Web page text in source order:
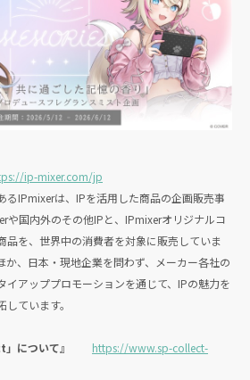
ip-mixer.com/jp
IPmixerは、IPを活用した商品の企画販売事
や国内外のその他IPと、IPmixerオリジナルコ
品を、世界中の消費者を対象に販売していま
か、日本・現地企業を問わず、メーカー各社の
イアッププロモーションを通じて、IPの魅力を
ています。
」について』
https://www.sp-collect-